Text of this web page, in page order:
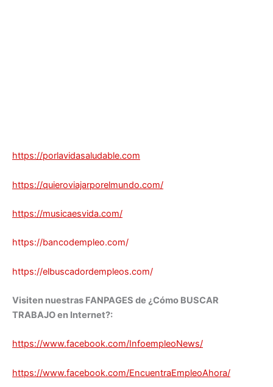
https://porlavidasaludable.com
https://quieroviajarporelmundo.com/
https://musicaesvida.com/
https://bancodempleo.com/
https://elbuscadordempleos.com/
Visiten nuestras FANPAGES de ¿Cómo BUSCAR
TRABAJO en Internet?:
https://www.facebook.com/InfoempleoNews/
https://www.facebook.com/EncuentraEmpleoAhora/